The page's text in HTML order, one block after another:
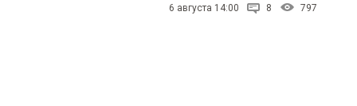
проголосовали бы. Но
НАРОДНЫХ
народным
Геннадий
6 августа 14:00 8 797